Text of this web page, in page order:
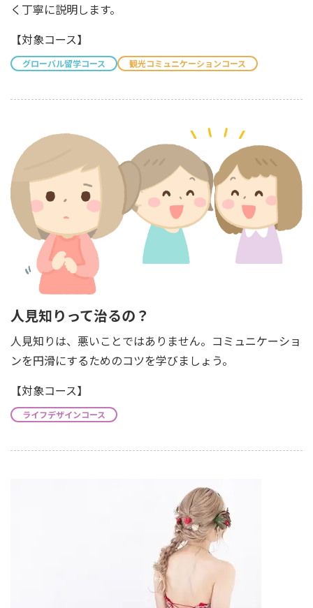
く丁寧に説明します。
【対象コース】
グローバル留学コース 観光コミュニケーションコース
人見知りって治るの？
人見知りは、悪いことではありません。コミュニケーショ
ンを円滑にするためのコツを学びましょう。
【対象コース】
ライフデザインコース